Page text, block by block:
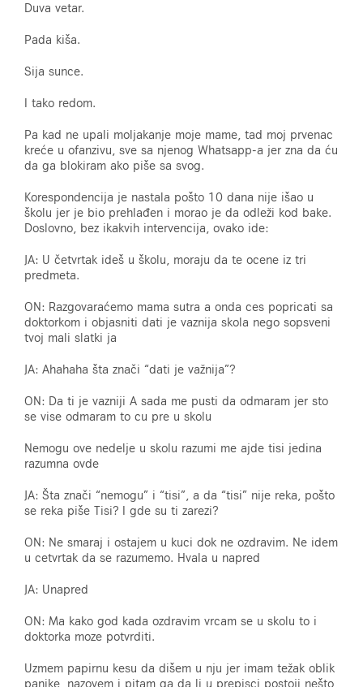
Duva vetar.
Pada kiša.
Sija sunce.
I tako redom.
Pa kad ne upali moljakanje moje mame, tad moj prvenac
kreće u ofanzivu, sve sa njenog Whatsapp-a jer zna da ću
da ga blokiram ako piše sa svog.
Korespondencija je nastala pošto 10 dana nije išao u
školu jer je bio prehlađen i morao je da odleži kod bake.
Doslovno, bez ikakvih intervencija, ovako ide:
JA: U četvrtak ideš u školu, moraju da te ocene iz tri
predmeta.
ON: Razgovaraćemo mama sutra a onda ces popricati sa
doktorkom i objasniti dati je vaznija skola nego sopsveni
tvoj mali slatki ja
JA: Ahahaha šta znači “dati je važnija”?
ON: Da ti je vazniji A sada me pusti da odmaram jer sto
se vise odmaram to cu pre u skolu
Nemogu ove nedelje u skolu razumi me ajde tisi jedina
razumna ovde
JA: Šta znači “nemogu” i “tisi”, a da “tisi” nije reka, pošto
se reka piše Tisi? I gde su ti zarezi?
ON: Ne smaraj i ostajem u kuci dok ne ozdravim. Ne idem
u cetvrtak da se razumemo. Hvala u napred
JA: Unapred
ON: Ma kako god kada ozdravim vrcam se u skolu to i
doktorka moze potvrditi.
Uzmem papirnu kesu da dišem u nju jer imam težak oblik
panike, nazovem i pitam ga da li u prepisci postoji nešto